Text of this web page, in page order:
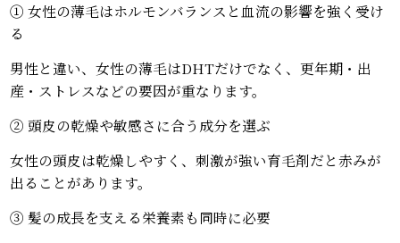
① 女性の薄毛はホルモンバランスと血流の影響を強く受け
る
男性と違い、女性の薄毛はDHTだけでなく、更年期・出
産・ストレスなどの要因が重なります。
② 頭皮の乾燥や敏感さに合う成分を選ぶ
女性の頭皮は乾燥しやすく、刺激が強い育毛剤だと赤みが
出ることがあります。
③ 髪の成長を支える栄養素も同時に必要